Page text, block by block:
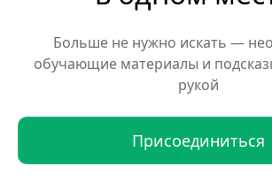
Больше не нужно искать —
обучающие материалы и
рукой
Присоединиться
масштабный пакет
капитала, ликвидности и
рисками для эмитентов
Президент Дональд Трамп
GENIUS Act в июле текущего
документ призван создать в